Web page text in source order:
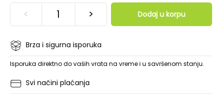
< > Dodaj u korpu
Brza i sigurna isporuka
Isporuka direktno do vaših vrata na vreme i u savršenom stanju.
Svi načini plaćanja